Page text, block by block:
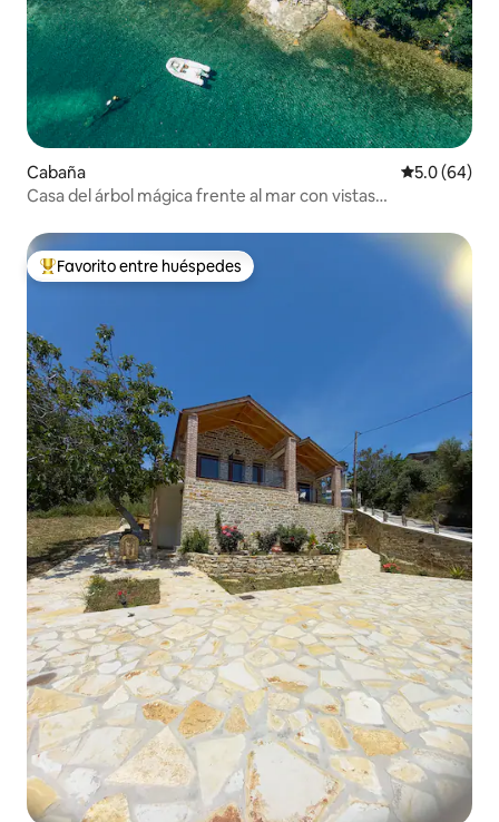
Cabaña Calificación
5.0 (64)
Casa del árbol mágica frente al mar con vistas
Favorito entre huéspedes preferido
Favorito entre huéspedes